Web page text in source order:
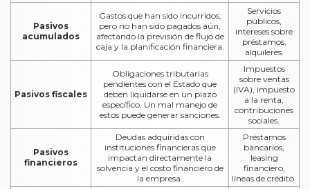
Pasivos
acumulados
Gastos que han sido incurridos,
pero no han sido pagados aún,
afectando la previsión de flujo de
caja y la planificación financiera.
Servicios
públicos,
intereses sobre
préstamos,
alquileres.
Pasivos fiscales
Obligaciones tributarias
pendientes con el Estado que
deben liquidarse en un plazo
específico. Un mal manejo de
estos puede generar sanciones.
Impuestos
sobre ventas
(IVA), impuesto
a la renta,
contribuciones
sociales.
Pasivos
financieros
Deudas adquiridas con
instituciones financieras que
impactan directamente la
solvencia y el costo financiero de
la empresa.
Préstamos
bancarios,
leasing
financiero,
líneas de crédito.